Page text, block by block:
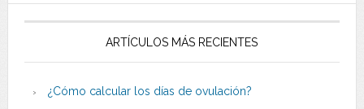
ARTÍCULOS MÁS RECIENTES
¿Cómo calcular los días de ovulación?